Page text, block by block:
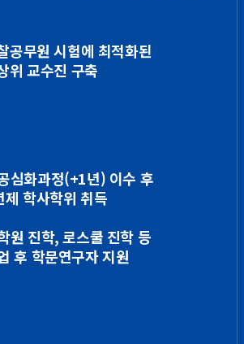
공무원 시험에 최적화된
위 교수진 구축
심화과정(+1년) 이수 후
제 학사학위 취득
원 진학, 로스쿨 진학 등
후 학문연구자 지원